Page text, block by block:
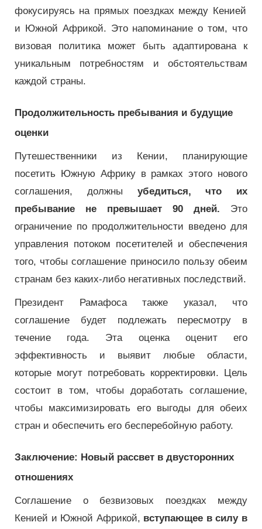
фокусируясь на прямых поездках между Кенией
и Южной Африкой. Это напоминание о том, что
визовая политика может быть адаптирована к
уникальным потребностям и обстоятельствам
каждой страны.
Продолжительность пребывания и будущие
оценки
Путешественники из Кении, планирующие
посетить Южную Африку в рамках этого нового
соглашения, должны убедиться, что их
пребывание не превышает 90 дней. Это
ограничение по продолжительности введено для
управления потоком посетителей и обеспечения
того, чтобы соглашение приносило пользу обеим
странам без каких-либо негативных последствий.
Президент Рамафоса также указал, что
соглашение будет подлежать пересмотру в
течение года. Эта оценка оценит его
эффективность и выявит любые области,
которые могут потребовать корректировки. Цель
состоит в том, чтобы доработать соглашение,
чтобы максимизировать его выгоды для обеих
стран и обеспечить его бесперебойную работу.
Заключение: Новый рассвет в двусторонних
отношениях
Соглашение о безвизовых поездках между
Кенией и Южной Африкой, вступающее в силу в